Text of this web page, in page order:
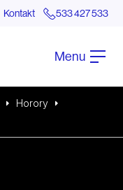
Kontakt 533 427 533
Menu
Horory